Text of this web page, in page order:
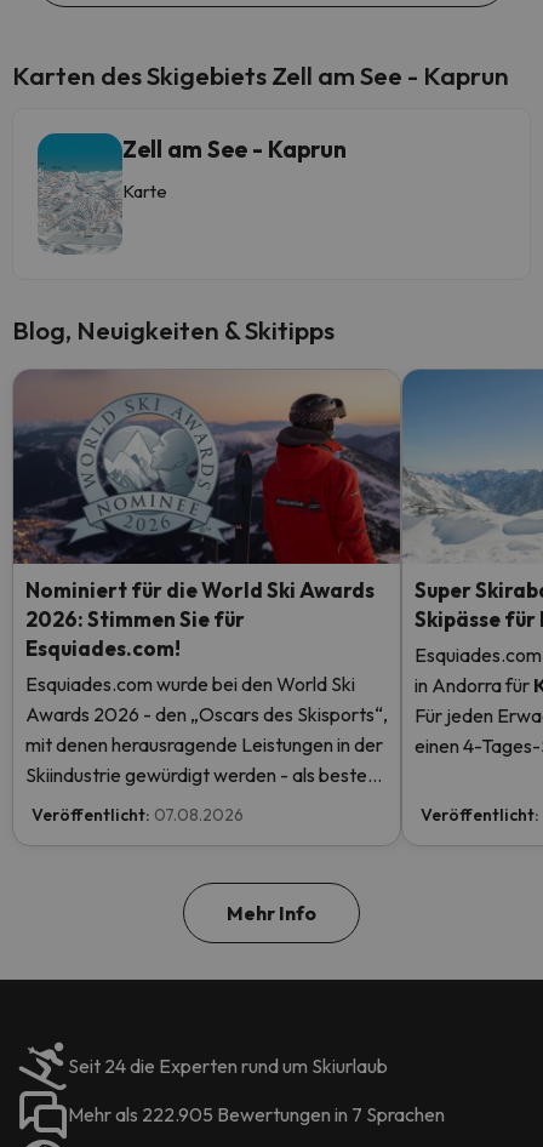
Karten des Skigebiets Zell am See - Kaprun
Zell am See - Kaprun
Karte
Blog, Neuigkeiten & Skitipps
Nominiert für die World Ski Awards
2026: Stimmen Sie für
Esquiades.com!
Esquiades.com wurde bei den World Ski
Awards 2026 - den „Oscars des Skisports“,
mit denen herausragende Leistungen in der
Skiindustrie gewürdigt werden - als bester
Skiurlaubveranstalter der Welt nominiert.
Veröffentlicht: 07.08.2026
Super
Skipässe
in Andorrafür
Für jeden
einen 4-
mehr.
Veröffentlicht:
Mehr Info
Seit 24 die Experten rund um Skiurlaub
Mehr als 222.905 Bewertungen in 7 Sprachen